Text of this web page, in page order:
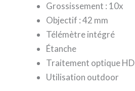
Grossissement : 10x
Objectif : 42 mm
Télémètre intégré
Étanche
Traitement optique HD
Utilisation outdoor